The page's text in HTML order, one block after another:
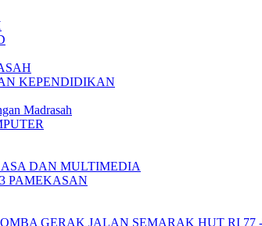
KEPENDIDIKAN
Madrasah
DAN MULTIMEDIA
PAMEKASAN
GERAK JALAN SEMARAK HUT RI 77 -